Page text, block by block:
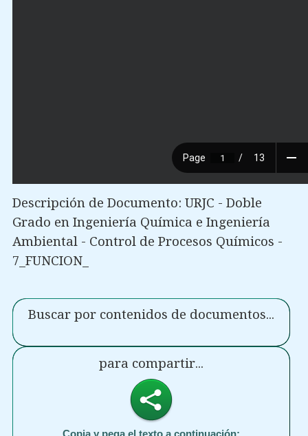
Descripción de Documento: URJC - Doble
Grado en Ingeniería Química e Ingeniería
Ambiental - Control de Procesos Químicos -
7_FUNCION_
Buscar por contenidos de documentos...
para compartir...